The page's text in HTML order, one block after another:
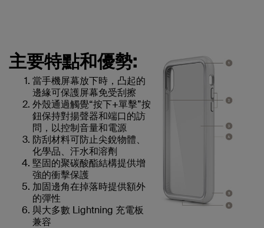
主要特點和優勢:
當手機屏幕放下時，凸起的
邊緣可保護屏幕免受刮擦
外殼通過觸覺“按下+單擊”按
鈕保持對揚聲器和端口的訪
問，以控制音量和電源
防刮材料可防止尖銳物體、
化學品、汗水和溶劑
堅固的聚碳酸酯結構提供增
強的衝擊保護
加固邊角在掉落時提供額外
的彈性
與大多數 Lightning 充電板
兼容